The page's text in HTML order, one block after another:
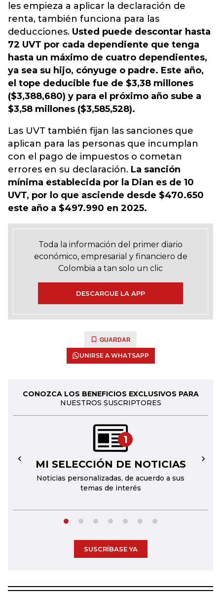
les empieza a aplicar la declaración de
renta, también funciona para las
deducciones. Usted puede descontar hasta
72 UVT por cada dependiente que tenga
hasta un máximo de cuatro dependientes,
ya sea su hijo, cónyuge o padre. Este año,
el tope deducible fue de $3,38 millones
($3,388,680) y para el próximo año sube a
$3,58 millones ($3,585,528).
Las UVT también fijan las sanciones que
aplican para las personas que incumplan
con el pago de impuestos o cometan
errores en su declaración. La sanción
mínima establecida por la Dian es de 10
UVT, por lo que asciende desde $470.650
este año a $497.990 en 2025.
Toda la información del primer diario
económico, empresarial y financiero de
Colombia a tan solo un clic
DESCARGUE LA APP
GUARDAR
UNIRSE A WHATSAPP
CONOZCA LOS BENEFICIOS EXCLUSIVOS PARA
NUESTROS SUSCRIPTORES
1
MI SELECCIÓN DE NOTICIAS
Noticias personalizadas, de acuerdo a sus
temas de interés
← →
SUSCRÍBASE YA